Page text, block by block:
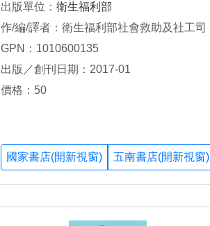
出版單位： 衛生福利部
作/編/譯者：衛生福利部社會救助及社工司
GPN：1010600135
出版／創刊日期：2017-01
價格：50
國家書店(開新視窗) 五南書店(開新視窗)